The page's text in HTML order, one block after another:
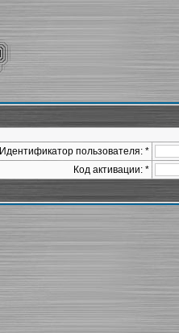
Идентификатор пользователя: *
Код активации: *